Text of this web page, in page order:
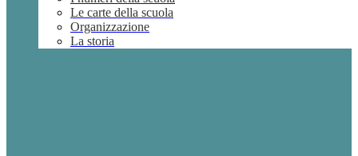
Le carte della scuola
Organizzazione
La storia